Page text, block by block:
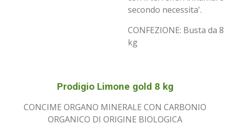
secondo necessita'.
CONFEZIONE: Busta da 8
kg
Prodigio Limone gold 8 kg
CONCIME ORGANO MINERALE CON CARBONIO
ORGANICO DI ORIGINE BIOLOGICA